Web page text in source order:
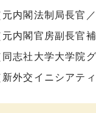
内閣法制局長官／
内閣官房副長官
志社大学大学院
外交イニシアテ